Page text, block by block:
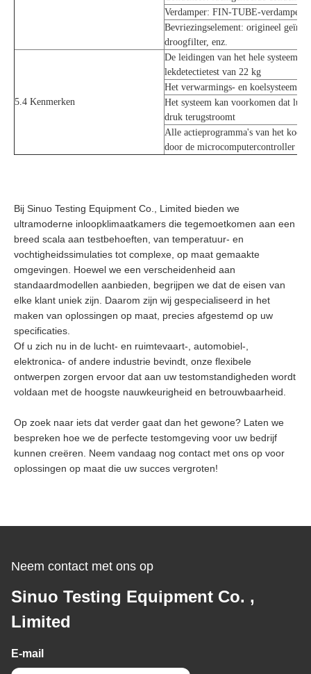
Verdamper: FIN-TUBE-verdamper
Bevriezingselement: origineel
droogfilter, enz.
5.4 Kenmerken
De leidingen van het hele systeem
lekdetectietest van 22 kg
Het verwarmings- en koelsysteem
Het systeem kan voorkomen dat
druk terugstroomt
Alle actieprogramma's van het
door de microcomputercontroller
Bij Sinuo Testing Equipment Co., Limited bieden we
ultramoderne inloopklimaatkamers die tegemoetkomen aan een
breed scala aan testbehoeften, van temperatuur- en
vochtigheidssimulaties tot complexe, op maat gemaakte
omgevingen. Hoewel we een verscheidenheid aan
standaardmodellen aanbieden, begrijpen we dat de eisen van
elke klant uniek zijn. Daarom zijn wij gespecialiseerd in het
maken van oplossingen op maat, precies afgestemd op uw
specificaties.
Of u zich nu in de lucht- en ruimtevaart-, automobiel-,
elektronica- of andere industrie bevindt, onze flexibele
ontwerpen zorgen ervoor dat aan uw testomstandigheden wordt
voldaan met de hoogste nauwkeurigheid en betrouwbaarheid.
Op zoek naar iets dat verder gaat dan het gewone? Laten we
bespreken hoe we de perfecte testomgeving voor uw bedrijf
kunnen creëren. Neem vandaag nog contact met ons op voor
oplossingen op maat die uw succes vergroten!
Neem contact met ons op
Sinuo Testing Equipment Co. ,
Limited
E-mail